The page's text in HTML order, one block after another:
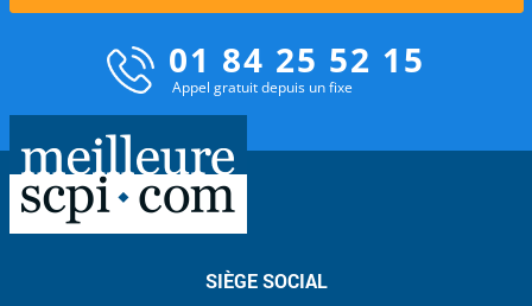
01 84 25 52 15
Appel gratuit depuis un fixe
SIÈGE SOCIAL